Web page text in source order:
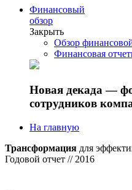
Финансовый
обзор
Закрыть
Обзор
Финансовая
Новая декада —
сотрудников
На главную
Трансформация для
Годовой отчет // 2016